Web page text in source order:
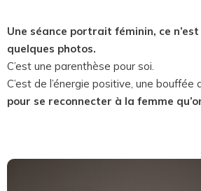
Une séance portrait féminin, ce
quelques photos.
C’est une parenthèse pour soi.
C’est de l’énergie positive, une bouffée
pour se reconnecter à la femme